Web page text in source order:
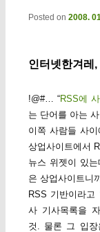
인터넷한겨레
Posted on 2008.
!@#… “RSS에
는 단어를 아는
이쪽 사람들 사
상업사이트에서
뉴스 위젯이 있
은 상업사이트니
RSS 기반이라
사 기사목록을
것. 물론 그 입장